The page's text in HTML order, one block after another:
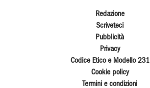
Redazione
Scriveteci
Pubblicità
Privacy
Codice Etico e Modello 231
Cookie policy
Termini e condizioni